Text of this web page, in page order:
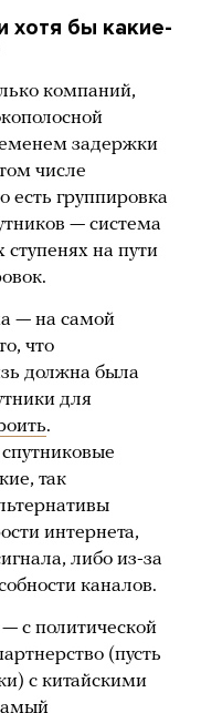
хотя бы какие-
компаний,
задержки
числе
есть группировка
— система
ступенях на пути
— на самой
что
должна была
для
.
так
интернета,
либо из-за
каналов.
политической
(пусть
с китайскими